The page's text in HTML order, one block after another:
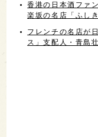
香港の日本酒ファ
楽坂の名店「ふし
フレンチの名店が
ス」支配人・青島